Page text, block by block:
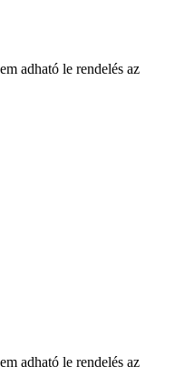
adható le rendelés az
adható le rendelés az